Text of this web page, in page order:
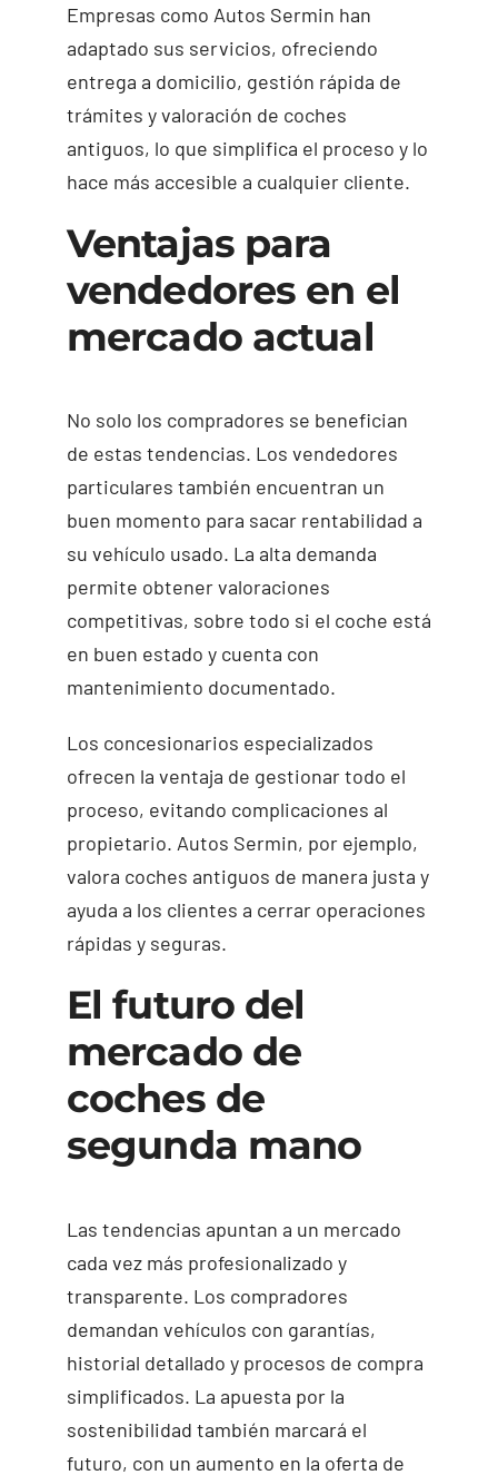
Empresas como Autos Sermin han
adaptado sus servicios, ofreciendo
entrega a domicilio, gestión rápida de
trámites y valoración de coches
antiguos, lo que simplifica el proceso y lo
hace más accesible a cualquier cliente.
Ventajas para
vendedores en el
mercado actual
No solo los compradores se benefician
de estas tendencias. Los vendedores
particulares también encuentran un
buen momento para sacar rentabilidad a
su vehículo usado. La alta demanda
permite obtener valoraciones
competitivas, sobre todo si el coche está
en buen estado y cuenta con
mantenimiento documentado.
Los concesionarios especializados
ofrecen la ventaja de gestionar todo el
proceso, evitando complicaciones al
propietario. Autos Sermin, por ejemplo,
valora coches antiguos de manera justa y
ayuda a los clientes a cerrar operaciones
rápidas y seguras.
El futuro del
mercado de
coches de
segunda mano
Las tendencias apuntan a un mercado
cada vez más profesionalizado y
transparente. Los compradores
demandan vehículos con garantías,
historial detallado y procesos de compra
simplificados. La apuesta por la
sostenibilidad también marcará el
futuro, con un aumento en la oferta de